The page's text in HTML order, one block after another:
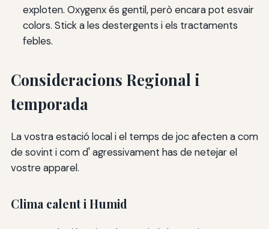
exploten. Oxygenx és gentil, però encara pot esvair
colors. Stick a les destergents i els tractaments
febles.
Consideracions Regional i
temporada
La vostra estació local i el temps de joc afecten a com
de sovint i com d' agressivament has de netejar el
vostre apparel.
Clima calent i Humid